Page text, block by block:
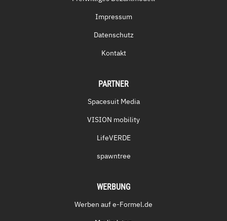
Impressum
Datenschutz
Kontakt
PARTNER
Spacesuit Media
VISION mobility
LifeVERDE
spawntree
WERBUNG
Werben auf e-Formel.de